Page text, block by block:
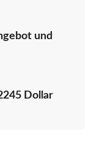
und
Dollar